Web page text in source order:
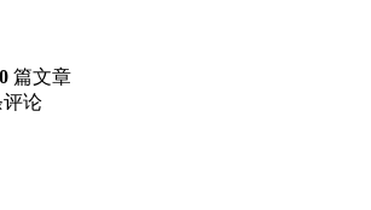
篇文章
评论